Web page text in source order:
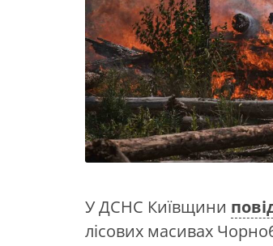
У ДСНС Київщини
лісових масивах